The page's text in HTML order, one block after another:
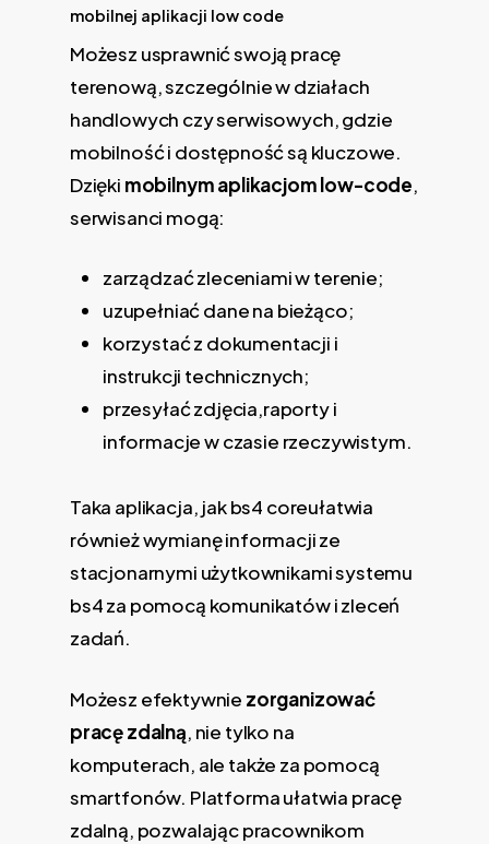
mobilnej aplikacji low code
Możesz usprawnić swoją pracę
terenową, szczególnie w działach
handlowych czy serwisowych, gdzie
mobilność i dostępność są kluczowe.
Dzięki mobilnym aplikacjom low-code,
serwisanci mogą:
zarządzać zleceniami w terenie;
uzupełniać dane na bieżąco;
korzystać z dokumentacji i
instrukcji technicznych;
przesyłać zdjęcia,raporty i
informacje w czasie rzeczywistym.
Taka aplikacja, jak bs4 coreułatwia
również wymianę informacji ze
stacjonarnymi użytkownikami systemu
bs4 za pomocą komunikatów i zleceń
zadań.
Możesz efektywnie zorganizować
pracę zdalną, nie tylko na
komputerach, ale także za pomocą
smartfonów. Platforma ułatwia pracę
zdalną, pozwalając pracownikom